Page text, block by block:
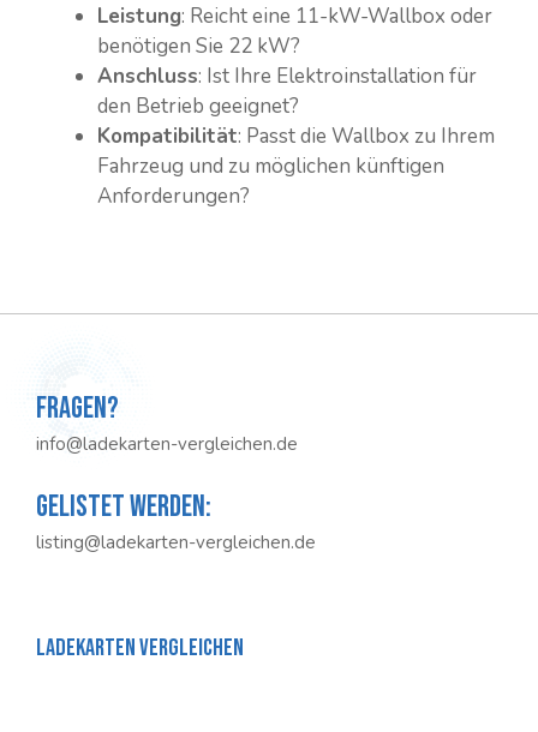
Leistung: Reicht eine 11-kW-Wallbox oder
benötigen Sie 22 kW?
Anschluss: Ist Ihre Elektroinstallation für
den Betrieb geeignet?
Kompatibilität: Passt die Wallbox zu Ihrem
Fahrzeug und zu möglichen künftigen
Anforderungen?
Fragen?
info@ladekarten-vergleichen.de
Gelistet werden:
listing@ladekarten-vergleichen.de
Ladekarten Vergleichen